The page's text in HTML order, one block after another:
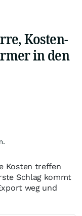
Kosten-
in den
Kosten treffen
Schlag kommt
weg und